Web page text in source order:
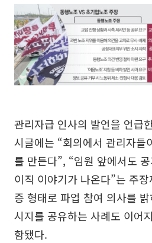
관리자급 인사의 발언을 언급
시글에는 “회의에서 관리자들
를 만든다”, “임원 앞에서도
이직 이야기가 나온다”는 주
증 형태로 파업 참여 의사를
시지를 공유하는 사례도 이어
함됐다.